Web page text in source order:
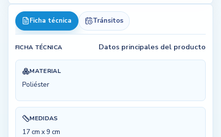
Ficha técnica Tránsitos
FICHA TÉCNICA Datos principales del producto
MATERIAL
Poliéster
MEDIDAS
17 cm x 9 cm